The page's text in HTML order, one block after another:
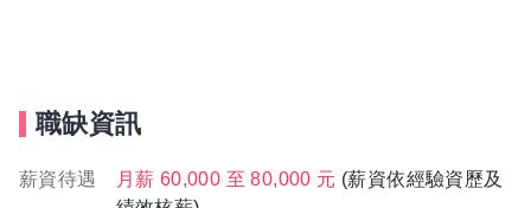
職缺資訊
薪資待遇 月薪 60,000 至 80,000 元 (薪資依經驗資歷及